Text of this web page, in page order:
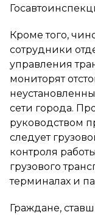
Кроме того,
сотрудники
управления
мониторят
сети города.
руководством
следует
контроля
грузового
терминалах и
Граждане,